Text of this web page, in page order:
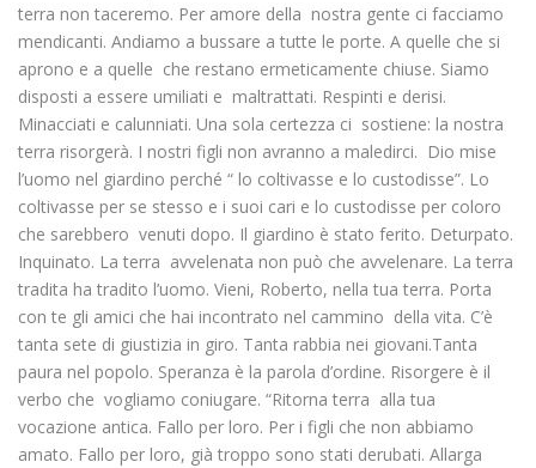
terra non taceremo. Per amore della nostra gente ci facciamo
mendicanti. Andiamo a bussare a tutte le porte. A quelle che si
aprono e a quelle che restano ermeticamente chiuse. Siamo
disposti a essere umiliati e maltrattati. Respinti e derisi.
Minacciati e calunniati. Una sola certezza ci sostiene: la nostra
terra risorgerà. I nostri figli non avranno a maledirci. Dio mise
l’uomo nel giardino perché “ lo coltivasse e lo custodisse”. Lo
coltivasse per se stesso e i suoi cari e lo custodisse per coloro
che sarebbero venuti dopo. Il giardino è stato ferito. Deturpato.
Inquinato. La terra avvelenata non può che avvelenare. La terra
tradita ha tradito l’uomo. Vieni, Roberto, nella tua terra. Porta
con te gli amici che hai incontrato nel cammino della vita. C’è
tanta sete di giustizia in giro. Tanta rabbia nei giovani.Tanta
paura nel popolo. Speranza è la parola d’ordine. Risorgere è il
verbo che vogliamo coniugare. “Ritorna terra alla tua
vocazione antica. Fallo per loro. Per i figli che non abbiamo
amato. Fallo per loro, già troppo sono stati derubati. Allarga